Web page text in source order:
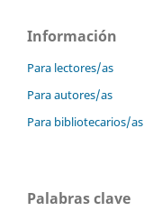
Información
Para lectores/as
Para autores/as
Para bibliotecarios/as
Palabras clave